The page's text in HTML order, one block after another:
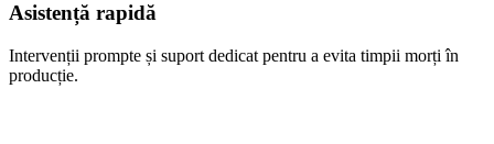
Asistență rapidă
Intervenții prompte și suport dedicat pentru a evita timpii morți în
producție.